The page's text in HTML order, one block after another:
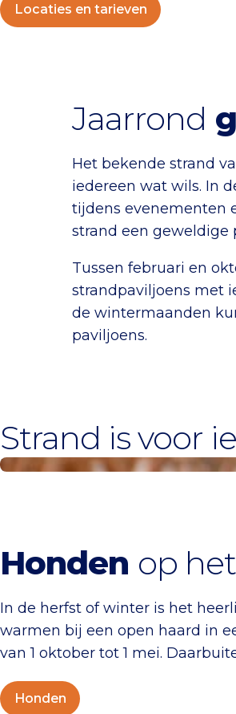
Locaties en tarieven
Jaarrond
Het bekende strand
iedereen wat wils. In
tijdens evenementen
strand een geweldige
Tussen februari en
strandpaviljoens met
de wintermaanden
paviljoens.
Strand is voor
Honden
Honden op
In de herfst of winter is het
warmen bij een open haard in
van 1 oktober tot 1 mei.
Honden